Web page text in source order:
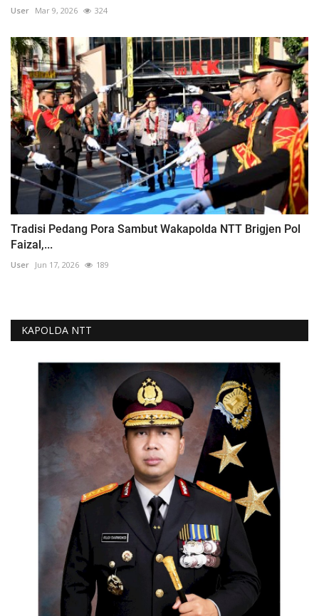
User Mar 9, 2026 324
Tradisi Pedang Pora Sambut Wakapolda NTT Brigjen Pol
Faizal,...
User Jun 17, 2026 189
KAPOLDA NTT